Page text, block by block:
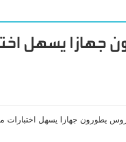
جهازا يسهل